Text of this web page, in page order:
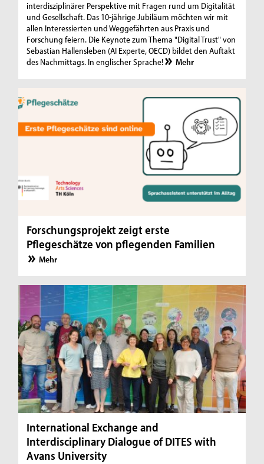
interdisziplinärer Perspektive mit Fragen rund um Digitalität
und Gesellschaft. Das 10-jährige Jubiläum möchten wir mit
allen Interessierten und Weggefährten aus Praxis und
Forschung feiern. Die Keynote zum Thema "Digital Trust" von
Sebastian Hallensleben (AI Experte, OECD) bildet den Auftakt
des Nachmittags. In englischer Sprache!
Mehr
Forschungsprojekt zeigt erste
Pflegeschätze von pflegenden Familien
Mehr
International Exchange and
Interdisciplinary Dialogue of DITES with
Avans University